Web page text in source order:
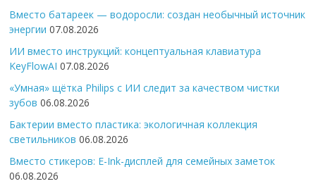
Вместо батареек — водоросли: создан необычный источник
энергии 07.08.2026
ИИ вместо инструкций: концептуальная клавиатура
KeyFlowAI 07.08.2026
«Умная» щётка Philips с ИИ следит за качеством чистки
зубов 06.08.2026
Бактерии вместо пластика: экологичная коллекция
светильников 06.08.2026
Вместо стикеров: E-Ink-дисплей для семейных заметок
06.08.2026